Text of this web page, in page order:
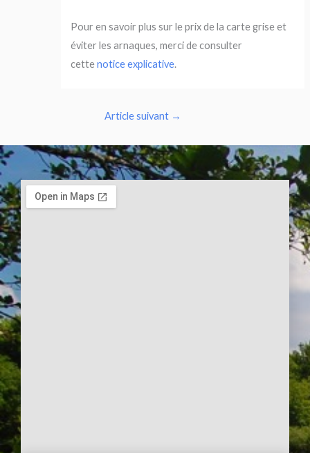
Pour en savoir plus sur le prix de la carte grise et
éviter les arnaques, merci de consulter
cettenotice explicative.
Article suivant →